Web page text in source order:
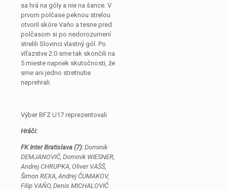
sa hrá na góly a nie na šance. V
prvom polčase peknou strelou
otvoril skóre Vaňo a tesne pred
polčasom si po nedorozumení
strelili Slovinci vlastný gól. Po
víťazstve 2:0 sme tak skončili na
5.mieste napriek skutočnosti, že
sme ani jedno stretnutie
neprehrali.
Výber BFZ U17 reprezentovali
Hráči:
FK Inter Bratislava (7): Dominik
DEMJANOVIČ, Dominik WIESNER,
Andrej CHRUPKA, Oliver VAŠŠ,
Šimon REXA, Andrej ČUMAKOV,
Filip VAŇO, Denis MICHALOVIČ